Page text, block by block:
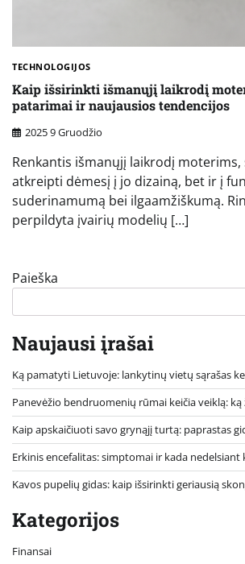
TECHNOLOGIJOS
Kaip išsirinkti išmanųjį laikrodį
patarimai ir naujausios tendencijos
2025 9 Gruodžio
Renkantis išmanųjį laikrodį
atkreipti dėmesį į jo dizainą, bet ir į
suderinamumą bei ilgaamžiškumą.
perpildyta įvairių modelių […]
Paieška
Naujausi įrašai
Ką pamatyti Lietuvoje: lankytinų vietų sąrašas
Panevėžio bendruomenių rūmai keičia veiklą: ką
Kaip apskaičiuoti savo grynąjį turtą: paprastas
Erkinis encefalitas: simptomai ir kada nedelsiant
Kavos pupelių gidas: kaip išsirinkti geriausią
Kategorijos
Finansai